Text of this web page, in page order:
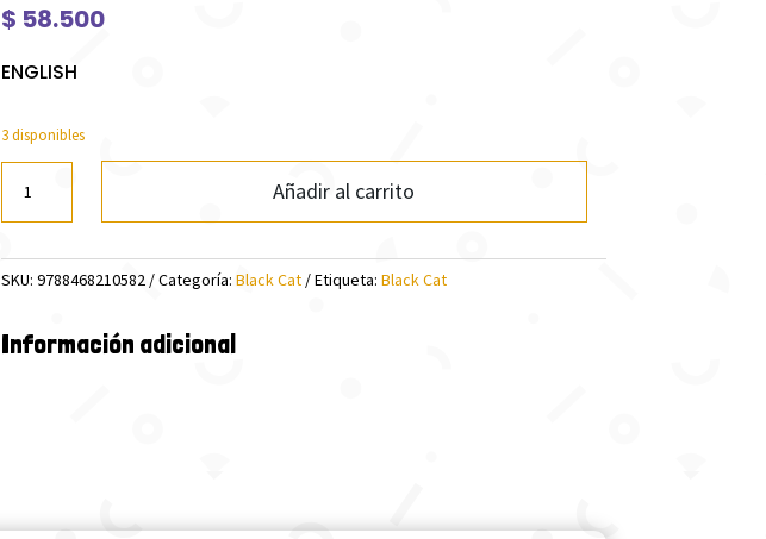
$ 58.500
ENGLISH
3 disponibles
THREE
MUSKETEERS
(FW)
cantidad
Añadir al carrito
SKU: 9788468210582 Categoría: Black Cat Etiqueta: Black Cat
Información adicional